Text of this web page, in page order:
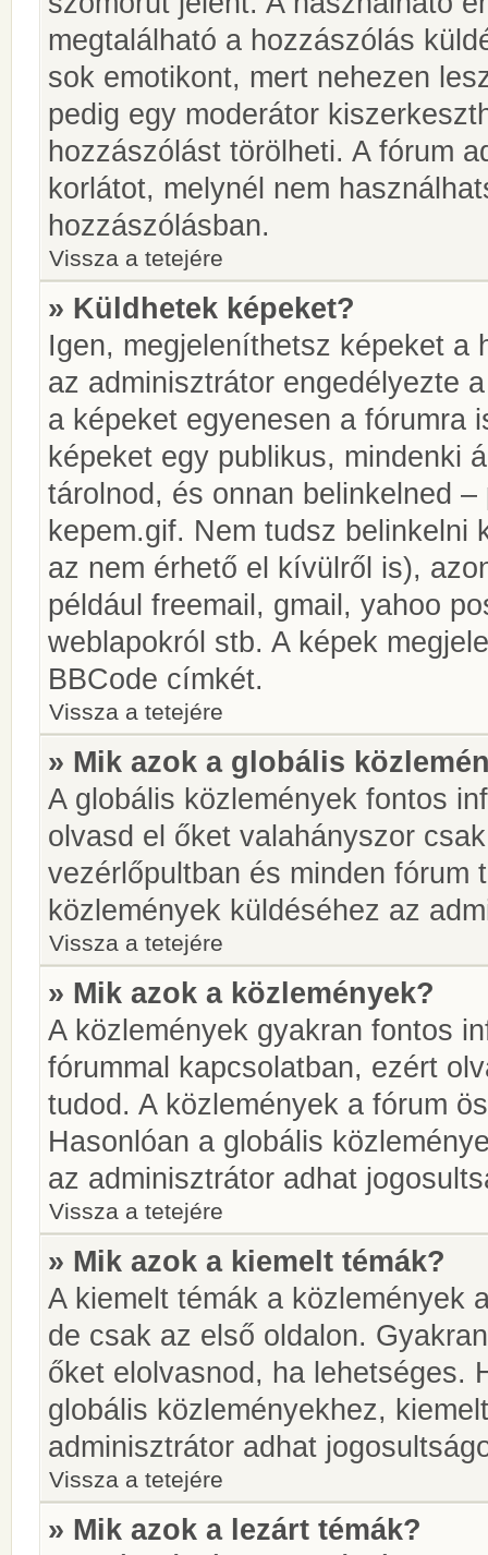
megtalálható a hozzászólás
sok emotikont, mert nehezen
pedig egy moderátor
hozzászólást törölheti. A fórum
korlátot, melynél nem
hozzászólásban.
Vissza a tetejére
» Küldhetek képeket?
Igen, megjeleníthetsz képeket a
az adminisztrátor engedélyezte
a képeket egyenesen a fórumra
képeket egy publikus, mindenki
tárolnod, és onnan belinkelned
kepem.gif. Nem tudsz belinkelni
az nem érhető el kívülről is),
például freemail, gmail, yahoo
weblapokról stb. A képek
BBCode címkét.
Vissza a tetejére
» Mik azok a globális
A globális közlemények fontos
olvasd el őket valahányszor
vezérlőpultban és minden fórum
közlemények küldéséhez az
Vissza a tetejére
» Mik azok a közlemények?
A közlemények gyakran fontos
fórummal kapcsolatban, ezért
tudod. A közlemények a fórum
Hasonlóan a globális
az adminisztrátor adhat
Vissza a tetejére
» Mik azok a kiemelt témák?
A kiemelt témák a közlemények
de csak az első oldalon.
őket elolvasnod, ha lehetséges.
globális közleményekhez,
adminisztrátor adhat
Vissza a tetejére
» Mik azok a lezárt témák?